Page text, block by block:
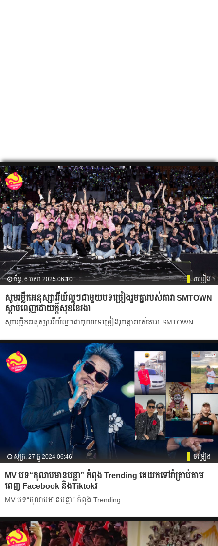
ច័ន្ទ, 6 មករា 2025 06:10 ចម្រៀង
សូមរម្លឹកអនុស្សាវរីយ៍ល្អៗជាមួយបទច្រៀងរួមគ្នារបស់តារា SMTOWN
ស្ដាប់ពេញដោយក្ដីសុខខែរងា
សូមរម្លឹកអនុស្សាវរីយ៍ល្អៗជាមួយបទច្រៀងរួមគ្នារបស់តារា SMTOWN
សុក្រ, 27 ធ្នូ 2024 06:46 ចម្រៀង
MV បទ“កុលាបមានបន្លា” កំពុង Trending គេយកទៅរាំត្រាប់តាម
ពេញ Facebook និង​Tiktokរ
MV បទ“កុលាបមានបន្លា” កំពុង Trending